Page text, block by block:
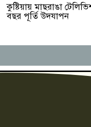
কুষ্টিয়ায় মাছরাঙা
বছর পূর্তি উদযাপন